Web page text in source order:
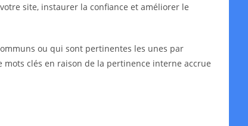
site, instaurer la confiance et améliorer le
ou qui sont pertinentes les unes par
clés en raison de la pertinence interne accrue